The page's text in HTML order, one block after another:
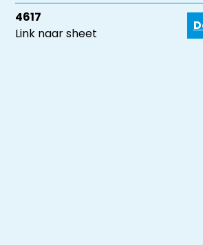
4617
Link naar sheet